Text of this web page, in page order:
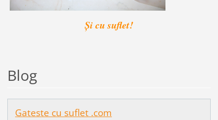
Și cu suflet!
Blog
Gateste cu suflet .com